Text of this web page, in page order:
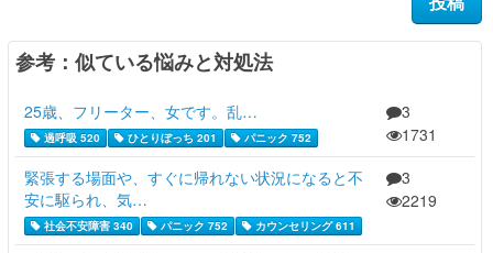
参考：似ている悩みと対処法
25歳、フリーター、女です。乱…
過呼吸 520 ひとりぼっち 201 パニック 752
3
1731
緊張する場面や、すぐに帰れない状況になると不
安に駆られ、気…
社会不安障害 340 パニック 752 カウンセリング 611
3
2219